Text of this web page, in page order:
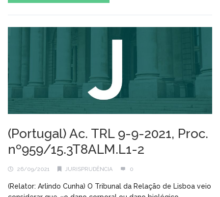
(Portugal) Ac. TRL 9-9-2021, Proc.
nº959/15.3T8ALM.L1-2
26/09/2021 JURISPRUDÊNCIA 0
(Relator: Arlindo Cunha) O Tribunal da Relação de Lisboa veio